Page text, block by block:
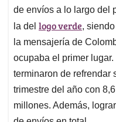
de envíos a lo largo del
la del logo verde,
la mensajería de
ocupaba el primer
terminaron de refrendar
trimestre del año con
millones. Además,